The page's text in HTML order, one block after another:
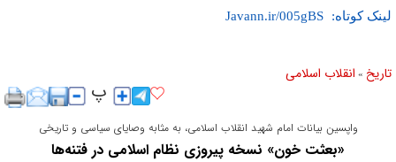
لینک کوتاه:
تاریخ » انقلاب اسلامی
واپسین بیانات امام شهید انقلاب اسلامی، به مثابه وصایای سیاسی و تاریخی
«بعثت خون» نسخه پیروزی نظام اسلامی در فتنه‌ها